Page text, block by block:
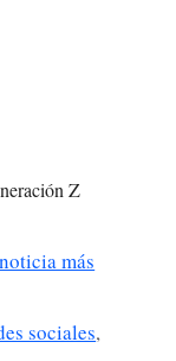
Z
más
sociales,